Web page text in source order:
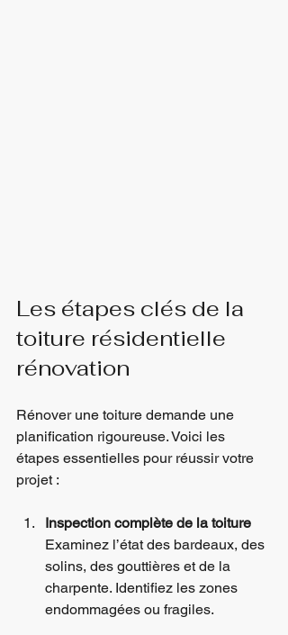
Les étapes clés de la
toiture résidentielle
rénovation
Rénover une toiture demande une
planification rigoureuse. Voici les
étapes essentielles pour réussir votre
projet :
Inspection complète de la toiture
Examinez l’état des bardeaux, des
solins, des gouttières et de la
charpente. Identifiez les zones
endommagées ou fragiles.